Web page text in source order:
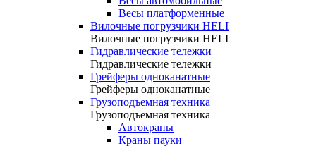
Весы платформенные
Вилочные погрузчики HELI
Вилочные погрузчики HELI
Гидравлические тележки
Гидравлические тележки
Грейферы одноканатные
Грейферы одноканатные
Грузоподъемная техника
Грузоподъемная техника
Автокраны
Краны пауки